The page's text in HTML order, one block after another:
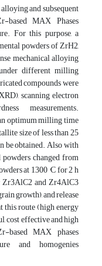
and subsequent
MAX Phases
For this purpose, a
powders of ZrH2,
mechanical alloying
different milling
compounds were
scanning electron
measurements.
optimum milling time
size of less than 25
be obtained. Also with
changed from
at 1300 °C for 2 h
and Zr4AlC3
growth), and release
this route (high energy
cost effective and high
based MAX phases
and homogenies